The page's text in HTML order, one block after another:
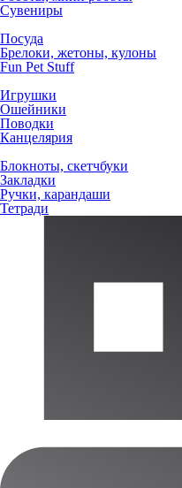
Сувениры
Посуда
Брелоки, жетоны, кулоны
Fun Pet Stuff
Игрушки
Ошейники
Поводки
Канцелярия
Блокноты, скетчбуки
Закладки
Ручки, карандаши
Тетради